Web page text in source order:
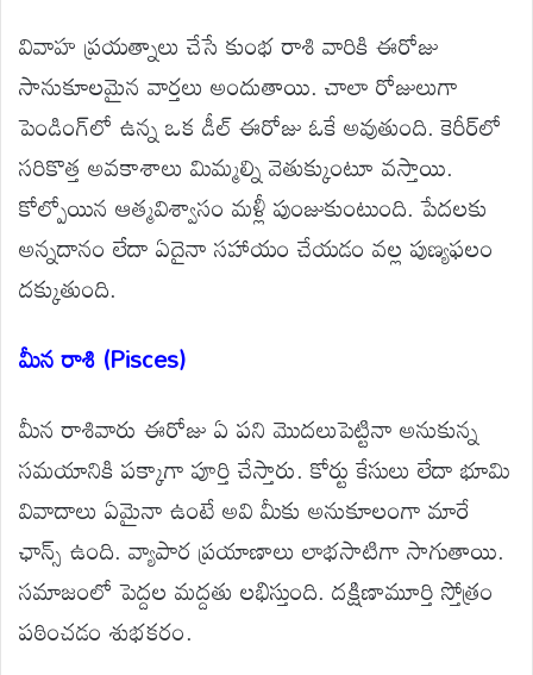
వివాహ ప్రయత్నాలు చేసే కుంభ రాశి వారికి ఈరోజు
సానుకూలమైన వార్తలు అందుతాయి. చాలా రోజులుగా
పెండింగ్‌లో ఉన్న ఒక డీల్ ఈరోజు ఓకే అవుతుంది. కెరీర్‌లో
సరికొత్త అవకాశాలు మిమ్మల్ని వెతుక్కుంటూ వస్తాయి.
కోల్పోయిన ఆత్మవిశ్వాసం మళ్లీ పుంజుకుంటుంది. పేదలకు
అన్నదానం లేదా ఏదైనా సహాయం చేయడం వల్ల పుణ్యఫలం
దక్కుతుంది.
మీన రాశి (Pisces)
మీన రాశివారు ఈరోజు ఏ పని మొదలుపెట్టినా అనుకున్న
సమయానికి పక్కాగా పూర్తి చేస్తారు. కోర్టు కేసులు లేదా భూమి
వివాదాలు ఏమైనా ఉంటే అవి మీకు అనుకూలంగా మారే
ఛాన్స్ ఉంది. వ్యాపార ప్రయాణాలు లాభసాటిగా సాగుతాయి.
సమాజంలో పెద్దల మద్దతు లభిస్తుంది. దక్షిణామూర్తి స్తోత్రం
పఠించడం శుభకరం.